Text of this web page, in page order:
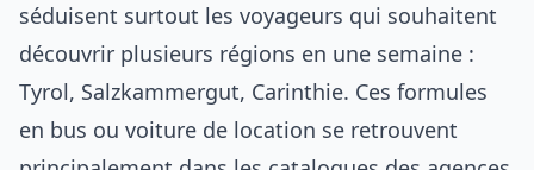
séduisent surtout les voyageurs qui souhaitent
découvrir plusieurs régions en une semaine :
Tyrol, Salzkammergut, Carinthie. Ces formules
en bus ou voiture de location se retrouvent